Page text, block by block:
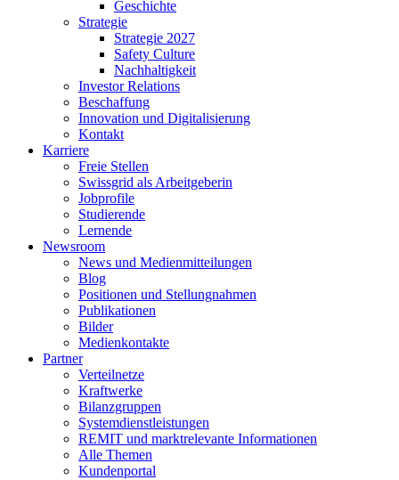
Geschichte
Strategie
Strategie 2027
Safety Culture
Nachhaltigkeit
Investor Relations
Beschaffung
Innovation und Digitalisierung
Kontakt
Karriere
Freie Stellen
Swissgrid als Arbeitgeberin
Jobprofile
Studierende
Lernende
Newsroom
News und Medienmitteilungen
Blog
Positionen und Stellungnahmen
Publikationen
Bilder
Medienkontakte
Partner
Verteilnetze
Kraftwerke
Bilanzgruppen
Systemdienstleistungen
REMIT und marktrelevante Informationen
Alle Themen
Kundenportal